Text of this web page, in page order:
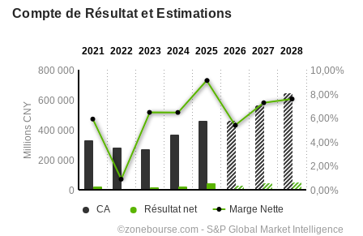
Compte de Résultat et Estimations